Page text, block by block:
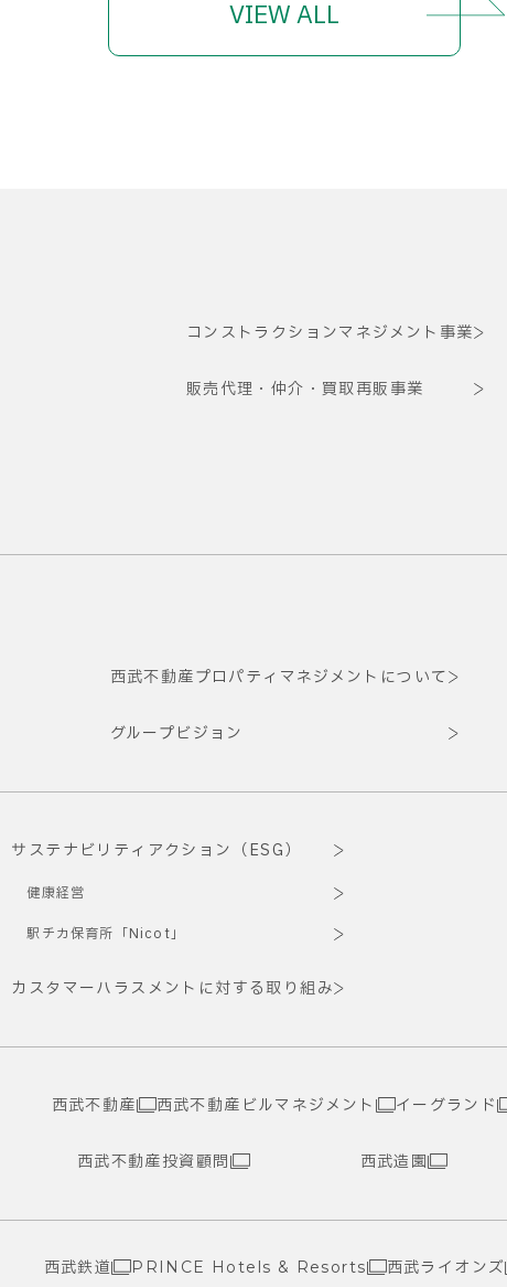
VIEW ALL
コンストラクションマネジメント事業
販売代理・仲介・買取再販事業
西武不動産プロパティマネジメントについて
グループビジョン
サステナビリティアクション（ESG）
健康経営
駅チカ保育所「Nicot」
カスタマーハラスメントに対する取り組み
西武不動産 西武不動産ビルマネジメント イーグランド
西武不動産投資顧問 西武造園
西武鉄道 PRINCE Hotels & Resorts 西武ライオンズ